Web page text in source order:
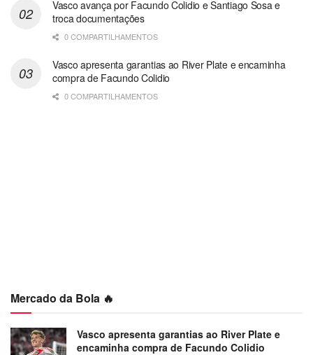
Vasco avança por Facundo Colidio e Santiago Sosa e
troca documentações
0 COMPARTILHAMENTOS
Vasco apresenta garantias ao River Plate e encaminha
compra de Facundo Colidio
0 COMPARTILHAMENTOS
Mercado da Bola 🔥
Vasco apresenta garantias ao River Plate e
encaminha compra de Facundo Colidio